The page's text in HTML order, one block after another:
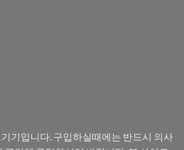
기입니다. 구입하실때에는 반드시 의사